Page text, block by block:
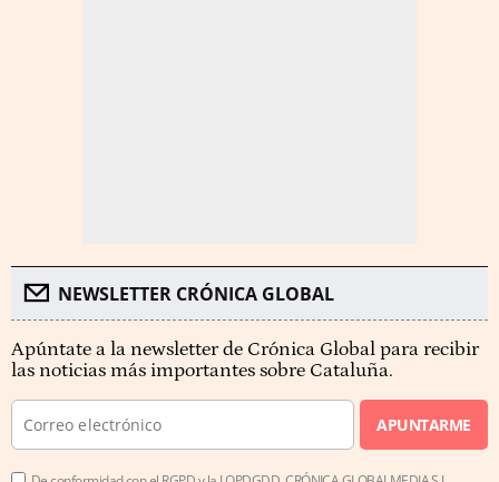
NEWSLETTER CRÓNICA GLOBAL
Apúntate a la newsletter de Crónica Global para recibir
las noticias más importantes sobre Cataluña.
APUNTARME